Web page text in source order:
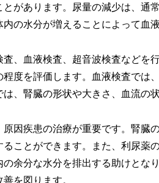
があります。尿量の減少は、通
内の水分が増えることによって血
査、血液検査、超音波検査などを
程度を評価します。血液検査では
、腎臓の形状や大きさ、血流の
因疾患の治療が重要です。腎臓
ることができます。また、利尿薬
余分な水分を排出する助けとな
を図ります。